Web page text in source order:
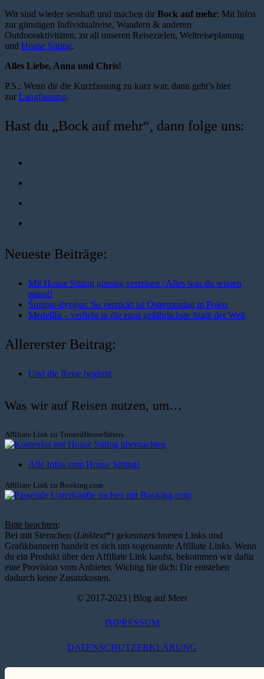
Wir sind wieder sesshaft und machen dir Bock auf mehr: Mit Infos
zur günstigen Individualreise, Wandern & anderen
Outdooraktivitäten, zu all unseren Reisezielen, Weltreiseplanung
und House Sitting.
Alles Liebe, Anna und Chris!
P.S.: Wenn dir die Kurzfassung zu kurz war, dann geht’s hier
zur Langfassung.
Hast du „Bock auf mehr“, dann folge uns:
Neueste Beiträge:
Mit House Sitting günstig verreisen | Alles was du wissen
musst!
Śmigus-dyngus: So verrückt ist Ostermontag in Polen
Medellín – verliebt in die einst gefährlichste Stadt der Welt
Allererster Beitrag:
Und die Reise beginnt
Was wir auf Reisen nutzen, um…
Affiliate Link zu TrustedHouseSitters
Alle Infos zum House Sitting!
Affiliate Link zu Booking.com
Bitte beachten:
Bei mit Sternchen (Linktext*) gekennzeichneten Links und
Grafikbannern handelt es sich um sogenannte Affiliate Links. Wenn
du ein Produkt über den Affiliate Link kaufst, bekommen wir dafür
eine Provision vom Anbieter. Wichtig für dich: Dir entstehen
dadurch keine Zusatzkosten.
© 2017-2023 | Blog auf Meer
IMPRESSUM
DATENSCHUTZERKLÄRUNG